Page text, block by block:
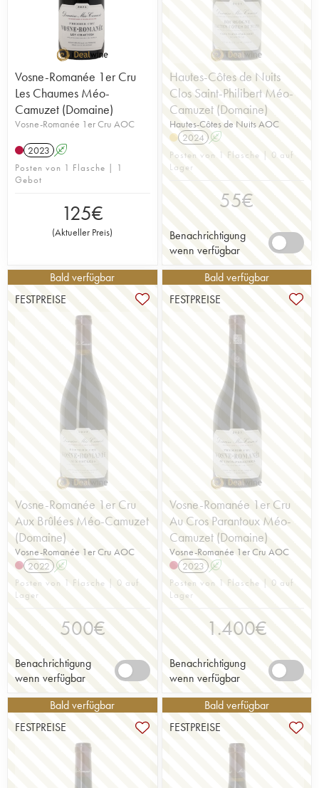
Vosne-Romanée 1er Cru
Les Chaumes Méo-
Camuzet (Domaine)
Vosne-Romanée 1er Cru AOC
2023 A
Posten von 1 Flasche | 1
Gebot
125€
(Aktueller Preis)
Hautes-Côtes de Nuits
Clos Saint-Philibert Méo-
Camuzet (Domaine)
Hautes-Côtes de Nuits AOC
2024 A
Posten von 1 Flasche | 0 auf
Lager
55€
Benachrichtigung
wenn verfügbar
Bald verfügbar
FESTPREISE
Vosne-Romanée 1er Cru
Aux Brûlées Méo-Camuzet
(Domaine)
Vosne-Romanée 1er Cru AOC
2022 A
Posten von 1 Flasche | 0 auf
Lager
500€
Benachrichtigung
wenn verfügbar
Bald verfügbar
FESTPREISE
Vosne-Romanée 1er Cru
Au Cros Parantoux Méo-
Camuzet (Domaine)
Vosne-Romanée 1er Cru AOC
2023 A
Posten von 1 Flasche | 0 auf
Lager
1.400€
Benachrichtigung
wenn verfügbar
Bald verfügbar
FESTPREISE
Bald verfügbar
FESTPREISE